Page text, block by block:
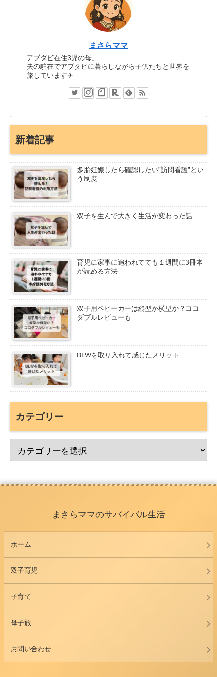
まさらママ
アブダビ在住3児の母。
夫の駐在でアブダビに暮らしながら子供たちと世界を
旅しています✈
新着記事
多胎妊娠したら確認したい”訪問看護”とい
う制度
双子を生んで大きく生活が変わった話
育児に家事に追われてても１週間に3冊本
が読める方法
双子用ベビーカーは縦型か横型か？ココ
ダブルレビューも
BLWを取り入れて感じたメリット
カテゴリー
まさらママのサバイバル生活
ホーム
双子育児
子育て
母子旅
お問い合わせ